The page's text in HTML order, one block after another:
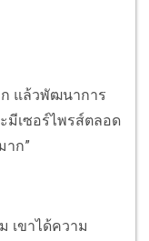
ก แล้วพัฒนาการ
มีเซอร์ไพรส์ตลอด
าก”
เขาได้ความ